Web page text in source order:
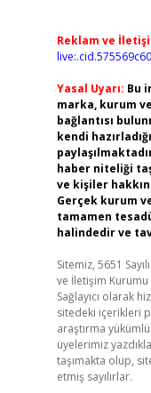
Reklam ve
Yasal Uyarı: Bu
marka, kurum
bağlantısı
kendi
haber niteliği
ve kişiler
Gerçek kurum
tamamen
halindedir ve
Sitemiz, 5651
ve İletişim Kurumu
Sağlayıcı olarak
sitedeki içerikleri
araştırma
üyelerimiz
taşımakta olup,
etmiş sayılırlar.